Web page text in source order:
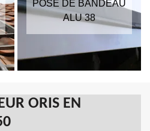
POSE DE BANDEAU
ALU 38
ORIS EN